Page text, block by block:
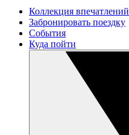
Коллекция впечатлений
Забронировать поездку
События
Куда пойти